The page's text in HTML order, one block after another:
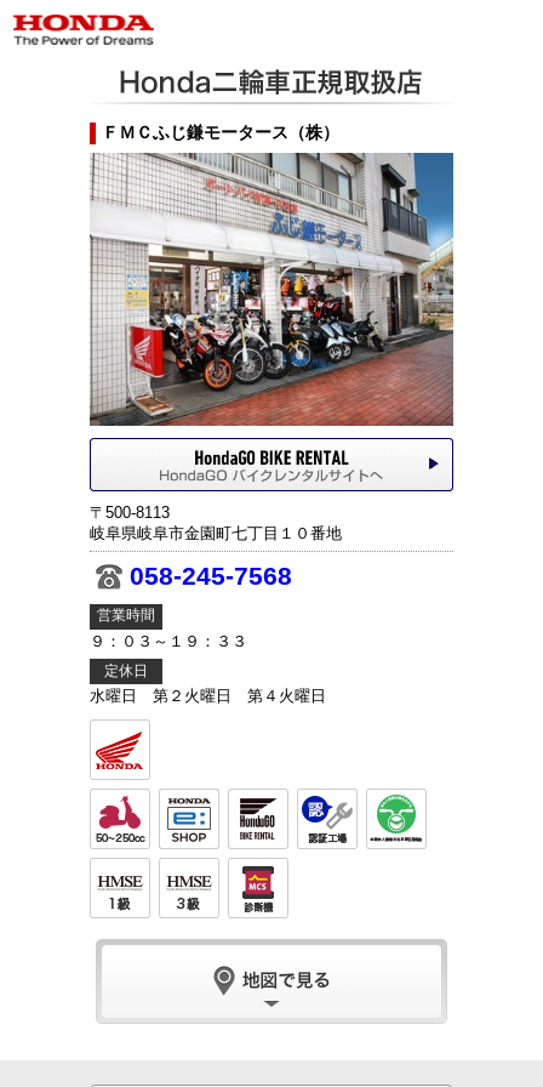
ＦＭＣふじ鎌モータース（株）
〒500-8113
岐阜県岐阜市金園町七丁目１０番地
058-245-7568
営業時間
９：０３～１９：３３
定休日
水曜日 第２火曜日 第４火曜日